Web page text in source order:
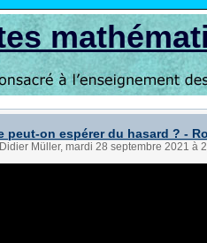
peut-on espérer du hasard ? -
Müller, mardi 28 septembre 2021 à